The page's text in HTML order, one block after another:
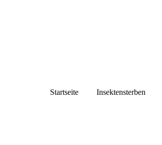
Startseite
Insektensterben